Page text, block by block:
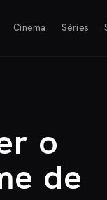
Cinema Séries
o
de